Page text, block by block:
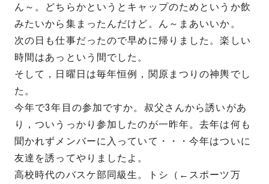
ん～。どちらかというとキャップのためというか飲
みたいから集まったんだけど。ん～まあいいか。
次の日も仕事だったので早めに帰りました。楽しい
時間はあっという間でした。
そして，日曜日は毎年恒例，関原まつりの神輿でし
た。
今年で3年目の参加ですか。叔父さんから誘いがあ
り，ついうっかり参加したのが一昨年。去年は何も
聞かれずメンバーに入っていて・・・今年はついに
友達を誘ってやりましたよ。
高校時代のバスケ部同級生。トシ（←スポーツ万